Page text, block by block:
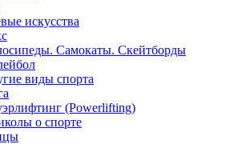
искусства
Самокаты. Скейтборды
виды спорта
(Powerlifting)
о спорте